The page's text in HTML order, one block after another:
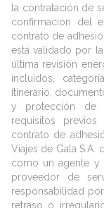
la contratación de
confirmación del
contrato de
está validado por
última revisión
incluidos,
itinerario,
y protección de
requisitos
contrato de
Viajes de Gala S.A.
como un agente y
proveedor de
responsabilidad
retraso o